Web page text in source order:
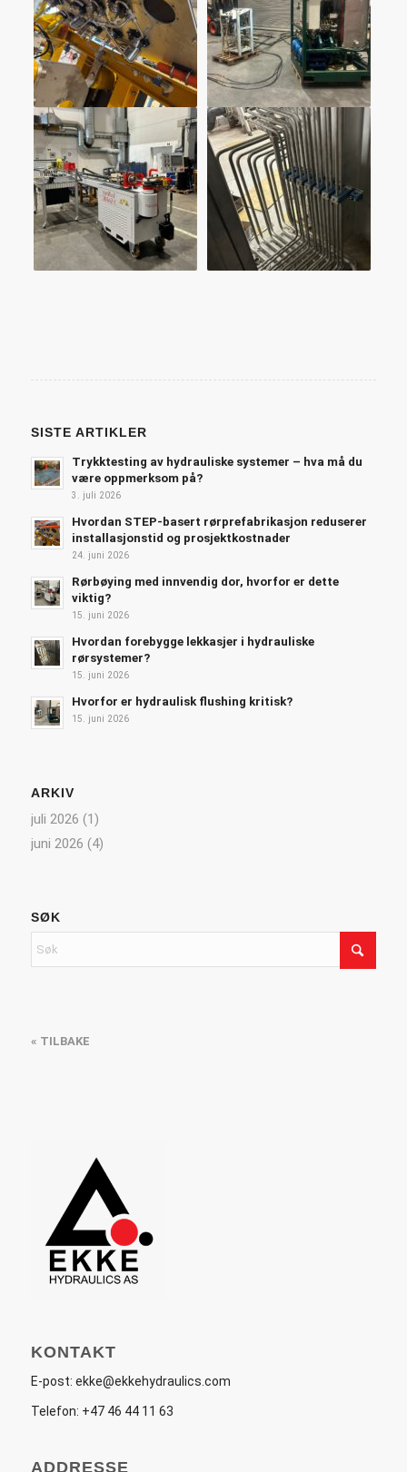
SISTE ARTIKLER
Trykktesting av hydrauliske systemer – hva må du
være oppmerksom på?
3. juli 2026
Hvordan STEP-basert rørprefabrikasjon reduserer
installasjonstid og prosjektkostnader
24. juni 2026
Rørbøying med innvendig dor, hvorfor er dette
viktig?
15. juni 2026
Hvordan forebygge lekkasjer i hydrauliske
rørsystemer?
15. juni 2026
Hvorfor er hydraulisk flushing kritisk?
15. juni 2026
ARKIV
juli 2026 (1)
juni 2026 (4)
SØK
« TILBAKE
KONTAKT
E-post: ekke@ekkehydraulics.com
Telefon: +47 46 44 11 63
ADDRESSE